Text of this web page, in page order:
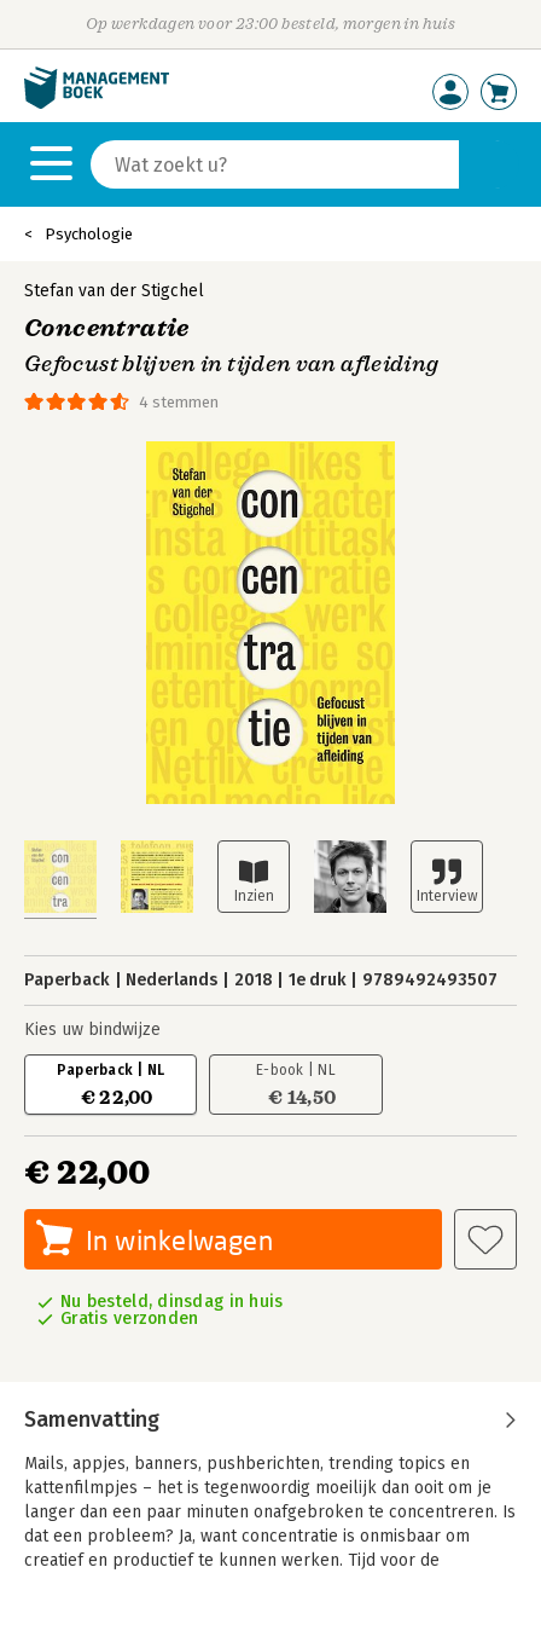
Op werkdagen voor 23:00 besteld, morgen in huis
Psychologie
4 stemmen
Stefan van der Stigchel
Concentratie
Gefocust blijven in tijden van afleiding
Paperback Nederlands 2018 1e druk 9789492493507
Kies uw bindwijze
Paperback | NL
€ 22,00
E-book | NL
€ 14,50
€ 22,00
In winkelwagen
Nu besteld, dinsdag in huis
Gratis verzonden
Samenvatting
Mails, appjes, banners, pushberichten, trending topics en
kattenfilmpjes – het is tegenwoordig moeilijk dan ooit om je
langer dan een paar minuten onafgebroken te concentreren. Is
dat een probleem? Ja, want concentratie is onmisbaar om
creatief en productief te kunnen werken. Tijd voor de